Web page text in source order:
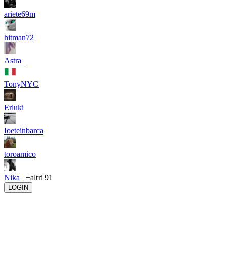
ariete69m
hitman72
Astra_
TonyNYC
Erluki
Ioeteinbarca
toroamico
Nika_ +altri 91
LOGIN